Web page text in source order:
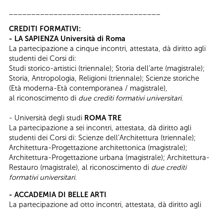
CREDITI FORMATIVI:
- LA SAPIENZA Università di Roma
La partecipazione a cinque incontri, attestata, dà diritto agli
studenti dei Corsi di:
Studi storico-artistici (triennale); Storia dell’arte (magistrale);
Storia, Antropologia, Religioni (triennale); Scienze storiche
(Età moderna-Età contemporanea / magistrale),
al riconoscimento di due crediti formativi universitari.
- Università degli studi ROMA TRE
La partecipazione a sei incontri, attestata, dà diritto agli
studenti dei Corsi di: Scienze dell’Architettura (triennale);
Architettura-Progettazione architettonica (magistrale);
Architettura-Progettazione urbana (magistrale); Architettura-
Restauro (magistrale), al riconoscimento di due crediti
formativi universitari.
- ACCADEMIA DI BELLE ARTI
La partecipazione ad otto incontri, attestata, dà diritto agli